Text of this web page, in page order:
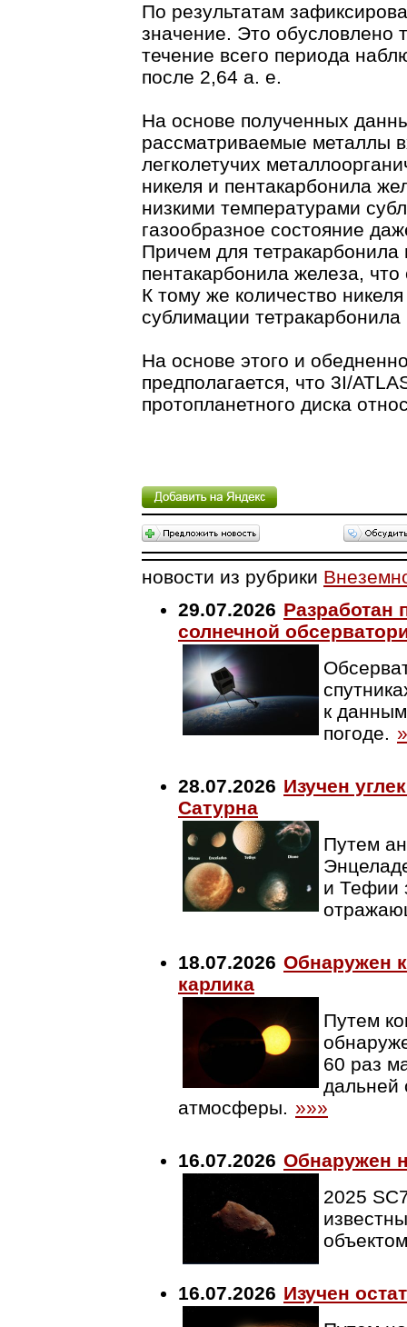
По результатам
значение. Это обусловлено
течение всего периода
после 2,64 а. е.
На основе полученных
рассматриваемые металлы
легколетучих
никеля и пентакарбонила
низкими температурами
газообразное состояние
Причем для
пентакарбонила железа,
К тому же количество
сублимации тетракарбонила
На основе этого и
предполагается, что 3I/
протопланетного диска
новости из рубрики
29.07.2026 Разработан
солнечной
к
погоде.
28.07.2026 Изучен
Сатурна
Путем
и Тефии
18.07.2026 Обнаружен
карлика
Путем
60 раз
дальней
атмосферы. »»»
16.07.2026 Обнаружен
2025
16.07.2026 Изучен